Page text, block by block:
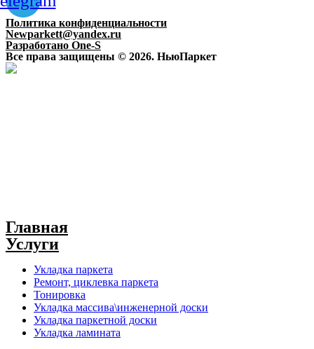
Политика конфиденциальности
Newparkett@yandex.ru
Разработано One-S
Все права защищены © 2026. НьюПаркет
Главная
Услуги
Укладка паркета
Ремонт, циклевка паркета
Тонировка
Укладка массива\инженерной доски
Укладка паркетной доски
Укладка ламината